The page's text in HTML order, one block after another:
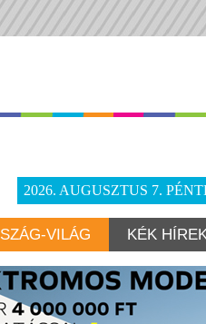
2026. AUGUSZTUS 7.
VILÁG KÉK